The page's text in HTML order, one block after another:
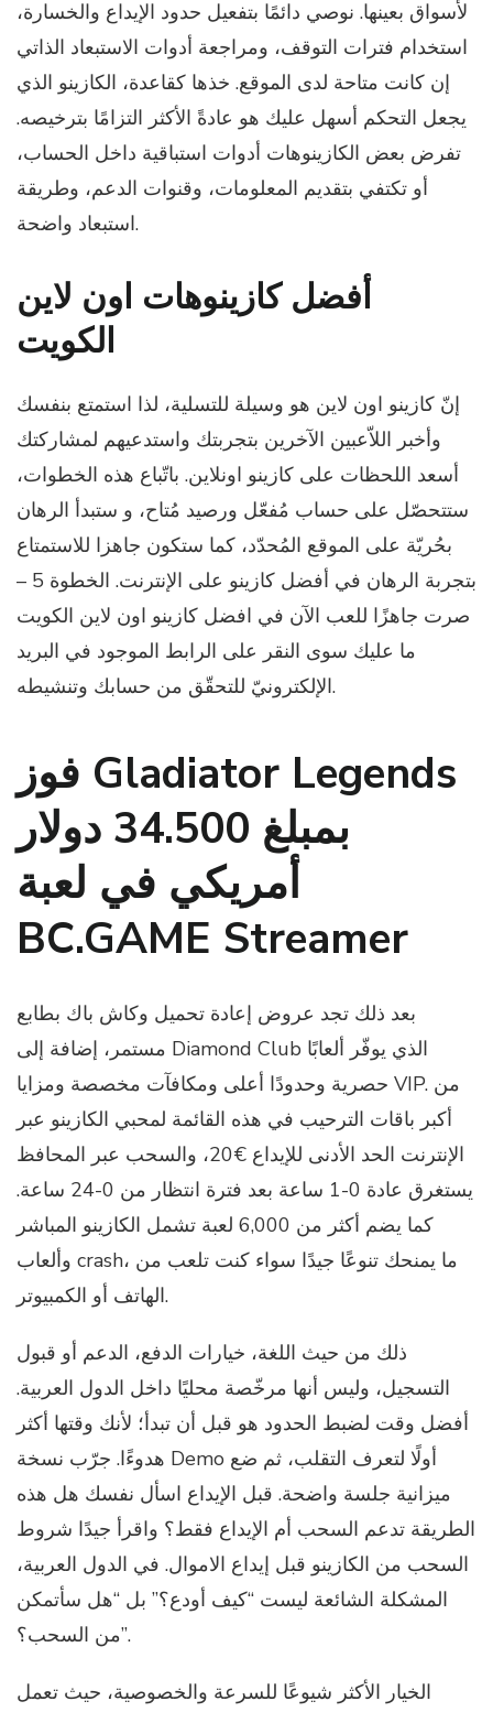
لأسواق بعينها. نوصي دائمًا بتفعيل حدود الإيداع والخسارة،
استخدام فترات التوقف، ومراجعة أدوات الاستبعاد الذاتي
إن كانت متاحة لدى الموقع. خذها كقاعدة، الكازينو الذي
يجعل التحكم أسهل عليك هو عادةً الأكثر التزامًا بترخيصه.
تفرض بعض الكازينوهات أدوات استباقية داخل الحساب،
أو تكتفي بتقديم المعلومات، وقنوات الدعم، وطريقة
استبعاد واضحة.
أفضل كازينوهات اون لاين
الكويت
إنّ كازينو اون لاين هو وسيلة للتسلية، لذا استمتع بنفسك
وأخبر اللاّعبين الآخرين بتجربتك واستدعيهم لمشاركتك
أسعد اللحظات على كازينو اونلاين. باتّباع هذه الخطوات،
ستتحصّل على حساب مُفعّل ورصيد مُتاح، و ستبدأ الرهان
بحُريّة على الموقع المُحدّد، كما ستكون جاهزا للاستمتاع
بتجربة الرهان في أفضل كازينو على الإنترنت. الخطوة 5 –
صرت جاهزًا للعب الآن في افضل كازينو اون لاين الكويت
ما عليك سوى النقر على الرابط الموجود في البريد
الإلكترونيّ للتحقّق من حسابك وتنشيطه.
فوز Gladiator Legends
بمبلغ 34.500 دولار
أمريكي في لعبة
BC.GAME Streamer
بعد ذلك تجد عروض إعادة تحميل وكاش باك بطابع
مستمر، إضافة إلى Diamond Club الذي يوفّر ألعابًا
حصرية وحدودًا أعلى ومكافآت مخصصة ومزايا VIP. من
أكبر باقات الترحيب في هذه القائمة لمحبي الكازينو عبر
الإنترنت الحد الأدنى للإيداع €20، والسحب عبر المحافظ
يستغرق عادة 0-1 ساعة بعد فترة انتظار من 0-24 ساعة.
كما يضم أكثر من 6,000 لعبة تشمل الكازينو المباشر
وألعاب crash، ما يمنحك تنوعًا جيدًا سواء كنت تلعب من
الهاتف أو الكمبيوتر.
ذلك من حيث اللغة، خيارات الدفع، الدعم أو قبول
التسجيل، وليس أنها مرخّصة محليًا داخل الدول العربية.
أفضل وقت لضبط الحدود هو قبل أن تبدأ؛ لأنك وقتها أكثر
هدوءًا. جرّب نسخة Demo أولًا لتعرف التقلب، ثم ضع
ميزانية جلسة واضحة. قبل الإيداع اسأل نفسك هل هذه
الطريقة تدعم السحب أم الإيداع فقط؟ واقرأ جيدًا شروط
السحب من الكازينو قبل إيداع الاموال. في الدول العربية،
المشكلة الشائعة ليست “كيف أودع؟” بل “هل سأتمكن
من السحب؟”.
الخيار الأكثر شيوعًا للسرعة والخصوصية، حيث تعمل